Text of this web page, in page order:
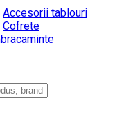
Accesorii tablouri
Cofrete